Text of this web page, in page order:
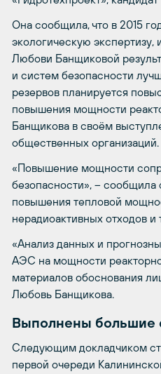
Она сообщила, что в 2015
экологическую
Любови Банщиковой
и систем безопасности
резервов планируется
повышения мощности
Банщикова в своём
общественных
«Повышение мощности
безопасности», – сообщила
повышения тепловой
нерадиоактивных отходов и
«Анализ данных и
АЭС на мощности
материалов обоснования
Любовь Банщикова.
Выполнены большие
Следующим докладчиком
первой очереди